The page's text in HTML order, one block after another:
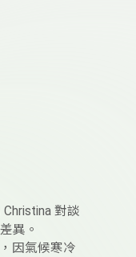
對談
異。
因氣候寒冷